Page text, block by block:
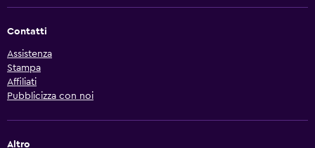
Contatti
Assistenza
Stampa
Affiliati
Pubblicizza con noi
Altro